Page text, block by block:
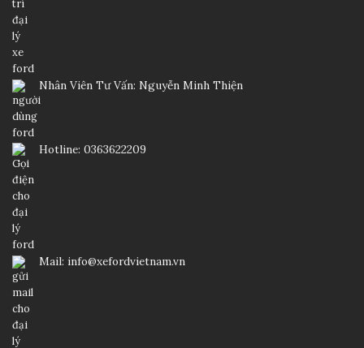
Nhân Viên Tư Vấn: Nguyễn Minh Thiện
Hotline: 0363622209
Mail: info@xefordvietnam.vn